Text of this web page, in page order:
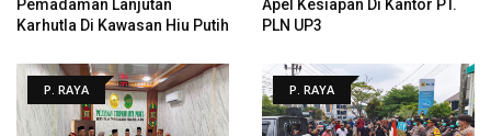
Pemadaman Lanjutan
Karhutla Di Kawasan Hiu Putih
Apel Kesiapan Di Kantor PT.
PLN UP3
P. RAYA P. RAYA